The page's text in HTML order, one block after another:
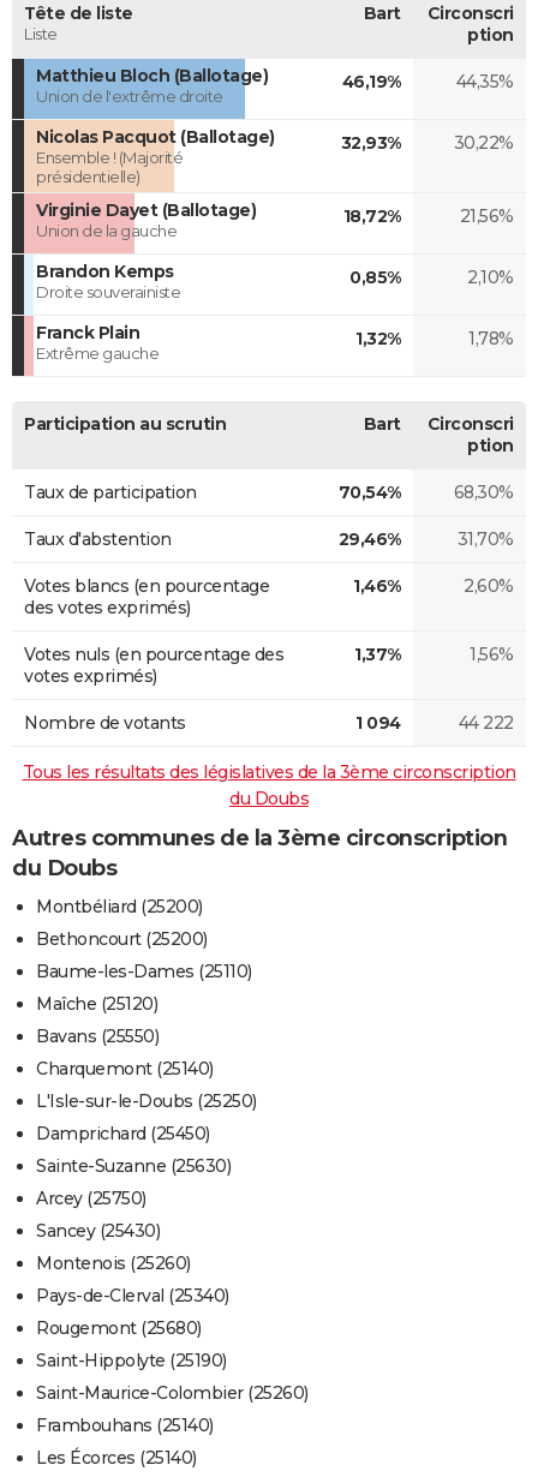
Tête de liste
Liste
Bart
Circonscri
ption
Matthieu Bloch (Ballotage)
Union de l'extrême droite
46,19% 44,35%
Nicolas Pacquot (Ballotage)
Ensemble ! (Majorité
présidentielle)
32,93% 30,22%
Virginie Dayet (Ballotage)
Union de la gauche
18,72% 21,56%
Brandon Kemps
Droite souverainiste
0,85% 2,10%
Franck Plain
Extrême gauche
1,32% 1,78%
Participation au scrutin Bart
Circonscri
ption
Taux de participation 70,54% 68,30%
Taux d'abstention 29,46% 31,70%
Votes blancs (en pourcentage
des votes exprimés)
1,46% 2,60%
Votes nuls (en pourcentage des
votes exprimés)
1,37% 1,56%
Nombre de votants 1 094 44 222
Tous les résultats des législatives de la 3ème circonscription
du Doubs
Autres communes de la 3ème circonscription
du Doubs
Montbéliard (25200)
Bethoncourt (25200)
Baume-les-Dames (25110)
Maîche (25120)
Bavans (25550)
Charquemont (25140)
L'Isle-sur-le-Doubs (25250)
Damprichard (25450)
Sainte-Suzanne (25630)
Arcey (25750)
Sancey (25430)
Montenois (25260)
Pays-de-Clerval (25340)
Rougemont (25680)
Saint-Hippolyte (25190)
Saint-Maurice-Colombier (25260)
Frambouhans (25140)
Les Écorces (25140)